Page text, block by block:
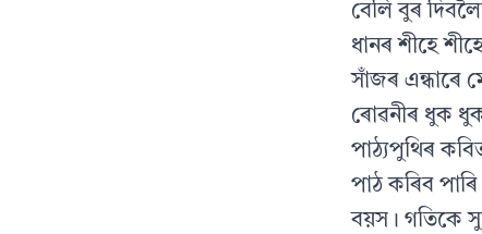
বেলি বুৰ
ধানৰ শীহে
সাঁজৰ এন্ধাৰে
ৰোৱনীৰ ধুক
পাঠ্যপুথিৰ
পাঠ কৰিব
বয়স। গতিকে